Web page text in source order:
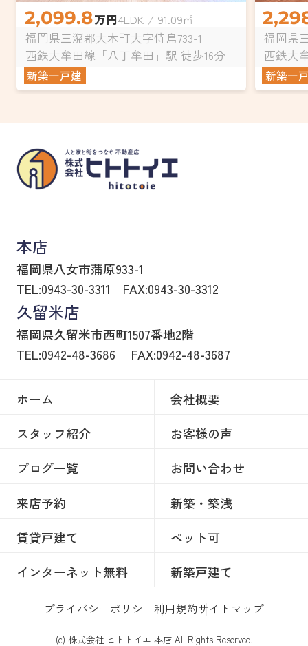
2,099.8万円4LDK / 91.09㎡
福岡県三潴郡大木町大字侍島733-1
西鉄大牟田線「八丁牟田」駅 徒歩16分
新築一戸建
福岡県
西鉄大
新築一
本店
福岡県八女市蒲原933-1
TEL:0943-30-3311
FAX:0943-30-3312
久留米店
福岡県久留米市西町1507番地2階
TEL:0942-48-3686
FAX:0942-48-3687
ホーム
会社概要
スタッフ紹介
お客様の声
ブログ一覧
お問い合わせ
来店予約
新築・築浅
賃貸戸建て
ペット可
インターネット無料
新築戸建て
プライバシーポリシー利用規約サイトマップ
(c) 株式会社 ヒトトイエ 本店 All Rights Reserved.